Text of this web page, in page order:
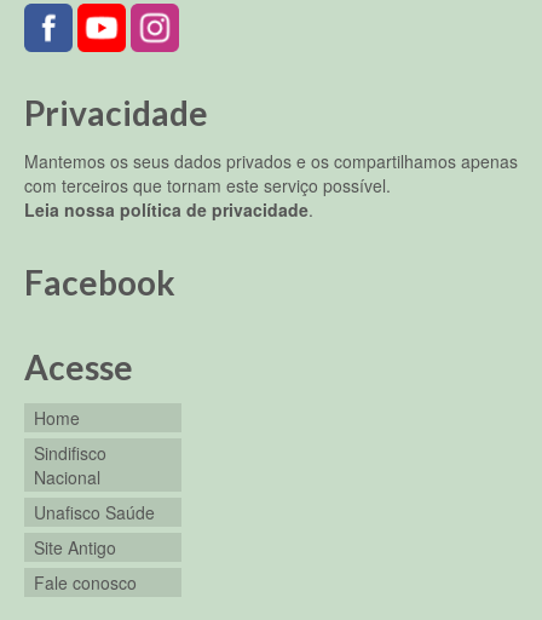
Privacidade
Mantemos os seus dados privados e os compartilhamos apenas
com terceiros que tornam este serviço possível.
Leia nossa política de privacidade.
Facebook
Acesse
Home
Sindifisco
Nacional
Unafisco Saúde
Site Antigo
Fale conosco